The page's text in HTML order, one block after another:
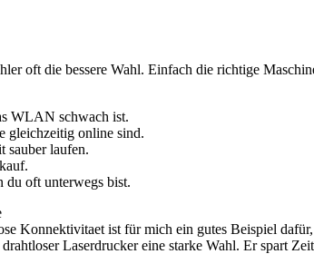
oft die bessere Wahl. Einfach die richtige
WLAN schwach ist.
gleichzeitig online sind.
sauber laufen.
du oft unterwegs bist.
Konnektivitaet ist für mich ein gutes Beispiel
Laserdrucker eine starke Wahl. Er spart